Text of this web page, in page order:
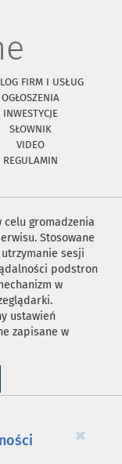
FIRM I USŁUG
OGŁOSZENIA
INWESTYCJE
SŁOWNIK
VIDEO
REGULAMIN
celu gromadzenia
Stosowane
sesji
podstron
w
ustawień
zapisane w
×